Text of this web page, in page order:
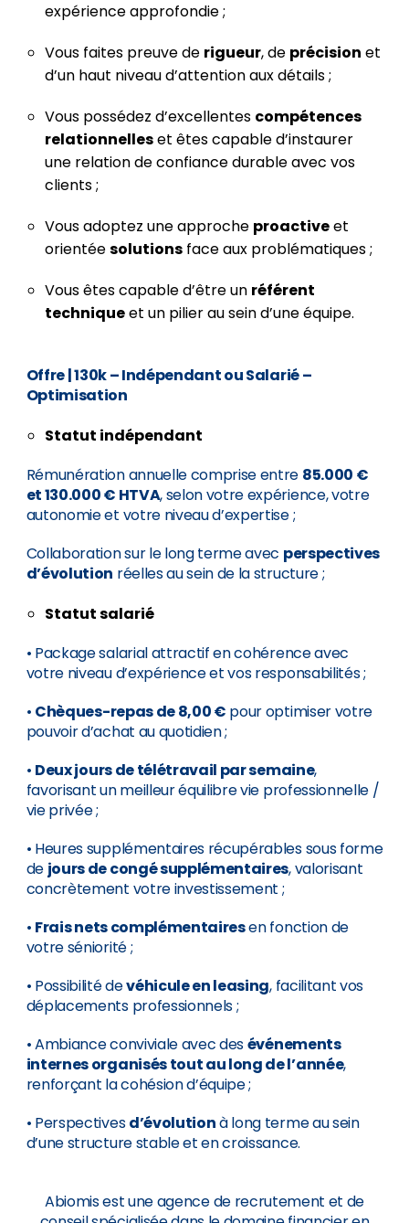
expérience approfondie ;
Vous faites preuve de rigueur, de précision et
d’un haut niveau d’attention aux détails ;
Vous possédez d’excellentes compétences
relationnelleset êtes capable d’instaurer
une relation de confiance durable avec vos
clients ;
Vous adoptez une approche proactiveet
orientéesolutionsface aux problématiques ;
Vous êtes capable d’être un référent
techniqueet un pilier au sein d’une équipe.
Offre| 130k – Indépendant ou Salarié –
Optimisation
Statut indépendant
Rémunération annuelle comprise entre 85.000 €
et 130.000 € HTVA, selon votre expérience, votre
autonomie et votre niveau d’expertise ;
Collaboration sur le long terme avec perspectives
d’évolution réelles au sein de la structure ;
Statut salarié
• Package salarial attractif en cohérence avec
votre niveau d’expérience et vos responsabilités ;
• Chèques-repas de 8,00 € pour optimiser votre
pouvoir d’achat au quotidien ;
• Deux jours de télétravail par semaine,
favorisant un meilleur équilibre vie professionnelle /
vie privée ;
• Heures supplémentaires récupérables sous forme
de jours de congé supplémentaires, valorisant
concrètement votre investissement ;
• Frais nets complémentairesen fonction de
votre séniorité ;
• Possibilité devéhicule en leasing, facilitant vos
déplacements professionnels ;
• Ambiance conviviale avec desévénements
internes organisés tout au long de l’année,
renforçant la cohésion d’équipe ;
• Perspectivesd’évolutionà long terme au sein
d’une structure stable et en croissance.
Abiomis est une agence de recrutement et de